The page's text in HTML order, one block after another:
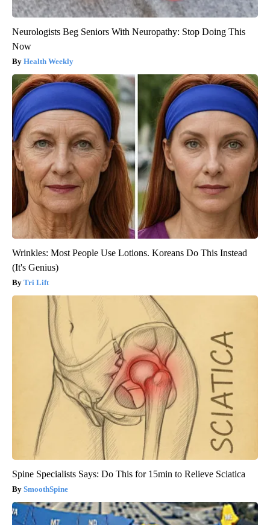
Neurologists Beg Seniors With Neuropathy: Stop Doing This
Now
Health Weekly
Wrinkles: Most People Use Lotions. Koreans Do This Instead
(It's Genius)
Tri Lift
Spine Specialists Says: Do This for 15min to Relieve Sciatica
SmoothSpine